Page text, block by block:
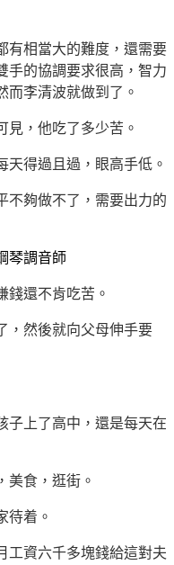
有相當大的難度，還需要
手的協調要求很高，智力
而李清波就做到了。
見，他吃了多少苦。
天得過且過，眼高手低。
不夠做不了，需要出力的
錢還不肯吃苦。
，然後就向父母伸手要
子上了高中，還是每天在
美食，逛街。
待着。
工資六千多塊錢給這對夫